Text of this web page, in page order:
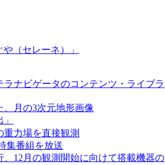
（セレーネ）」
ラナビゲータのコンテンツ・ライブラ
、月の3次元地形画像
力場を直接観測
集番組を放送
、12月の観測開始に向けて搭載機器の